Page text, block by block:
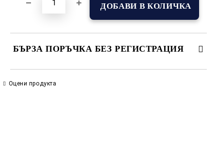
БЪРЗА ПОРЪЧКА БЕЗ РЕГИСТРАЦИЯ
Оцени продукта